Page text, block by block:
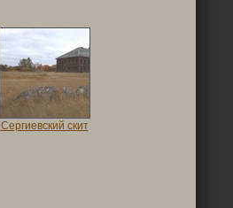
Сергиевский скит